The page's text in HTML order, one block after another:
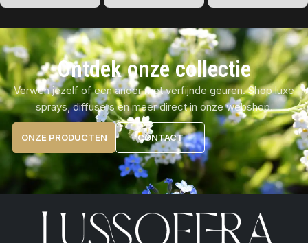
Ontdek onze collectie
Verwen jezelf of een ander met verfijnde geuren. Shop luxe
sprays, diffusers en meer direct in onze webshop.
ONZE PRODUCTEN CONTACT